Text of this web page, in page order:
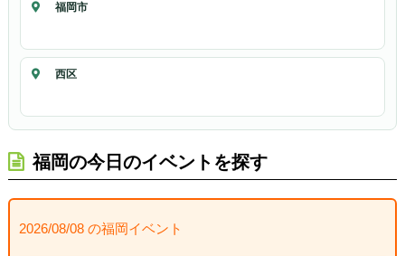
福岡市
西区
福岡の今日のイベントを探す
2026/08/08 の福岡イベント